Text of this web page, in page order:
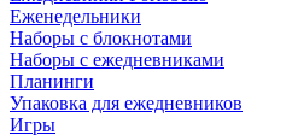
Еженедельники
Наборы с блокнотами
Наборы с ежедневниками
Планинги
Упаковка для ежедневников
Игры